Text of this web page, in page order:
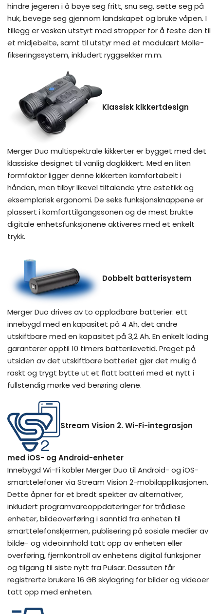
hindre jegeren i å bøye seg fritt, snu seg, sette seg på
huk, bevege seg gjennom landskapet og bruke våpen. I
tillegg er vesken utstyrt med stropper for å feste den til
et midjebelte, samt til utstyr med et modulært Molle-
fikseringssystem, inkludert ryggsekker m.m.
Klassisk kikkertdesign
Merger Duo multispektrale kikkerter er bygget med det
klassiske designet til vanlig dagkikkert. Med en liten
formfaktor ligger denne kikkerten komfortabelt i
hånden, men tilbyr likevel tiltalende ytre estetikk og
eksemplarisk ergonomi. De seks funksjonsknappene er
plassert i komforttilgangssonen og de mest brukte
digitale enhetsfunksjonene aktiveres med et enkelt
trykk.
Dobbelt batterisystem
Merger Duo drives av to oppladbare batterier: ett
innebygd med en kapasitet på 4 Ah, det andre
utskiftbare med en kapasitet på 3,2 Ah. En enkelt lading
garanterer opptil 10 timers batterilevetid. Preget på
utsiden av det utskiftbare batteriet gjør det mulig å
raskt og trygt bytte ut et flatt batteri med et nytt i
fullstendig mørke ved berøring alene.
Stream Vision 2. Wi-Fi-integrasjon
med iOS- og Android-enheter
Innebygd Wi-Fi kobler Merger Duo til Android- og iOS-
smarttelefoner via Stream Vision 2-mobilapplikasjonen.
Dette åpner for et bredt spekter av alternativer,
inkludert programvareoppdateringer for trådløse
enheter, bildeoverføring i sanntid fra enheten til
smarttelefonskjermen, publisering på sosiale medier av
bilde- og videoinnhold tatt opp av enheten eller
overføring, fjernkontroll av enhetens digital funksjoner
og tilgang til siste nytt fra Pulsar. Dessuten får
registrerte brukere 16 GB skylagring for bilder og videoer
tatt opp med enheten.